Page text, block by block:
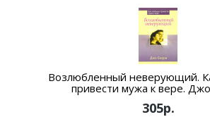
Возлюбленный неверующий.
привести мужа к вере.
305р.